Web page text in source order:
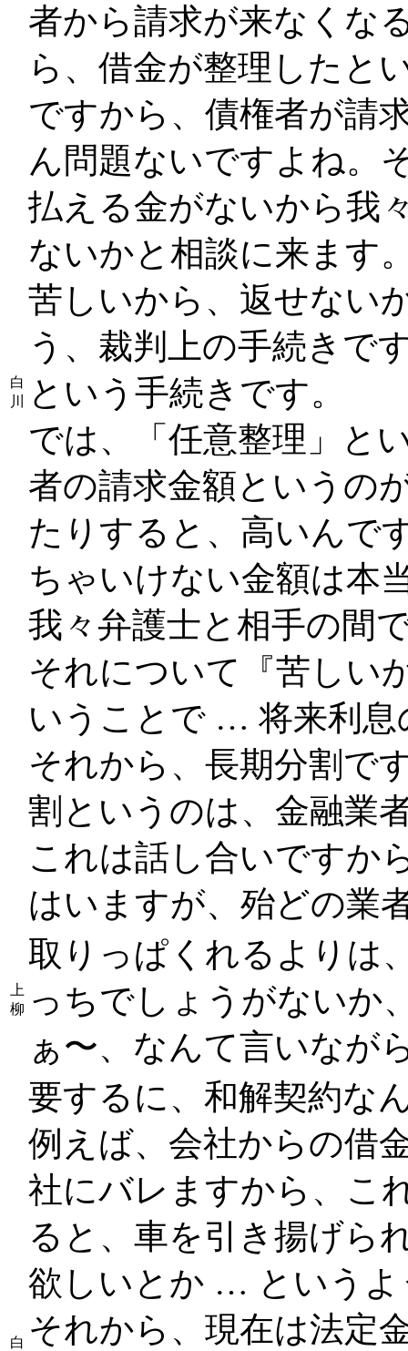
白
川
者から請求が来なくな
ら、借金が整理したと
ですから、債権者が請
ん問題ないですよね。
払える金がないから我
ないかと相談に来ます
苦しいから、返せない
う、裁判上の手続きで
という手続きです。
では、「任意整理」と
者の請求金額というの
たりすると、高いんで
ちゃいけない金額は本
我々弁護士と相手の間
それについて『苦しい
いうことで … 将来利息
それから、長期分割で
割というのは、金融業
これは話し合いですか
はいますが、殆どの業
上
柳
取りっぱくれるよりは
っちでしょうがないか
ぁ〜、なんて言いなが
白
要するに、和解契約な
例えば、会社からの借
社にバレますから、こ
ると、車を引き揚げら
欲しいとか … というよ
それから、現在は法定